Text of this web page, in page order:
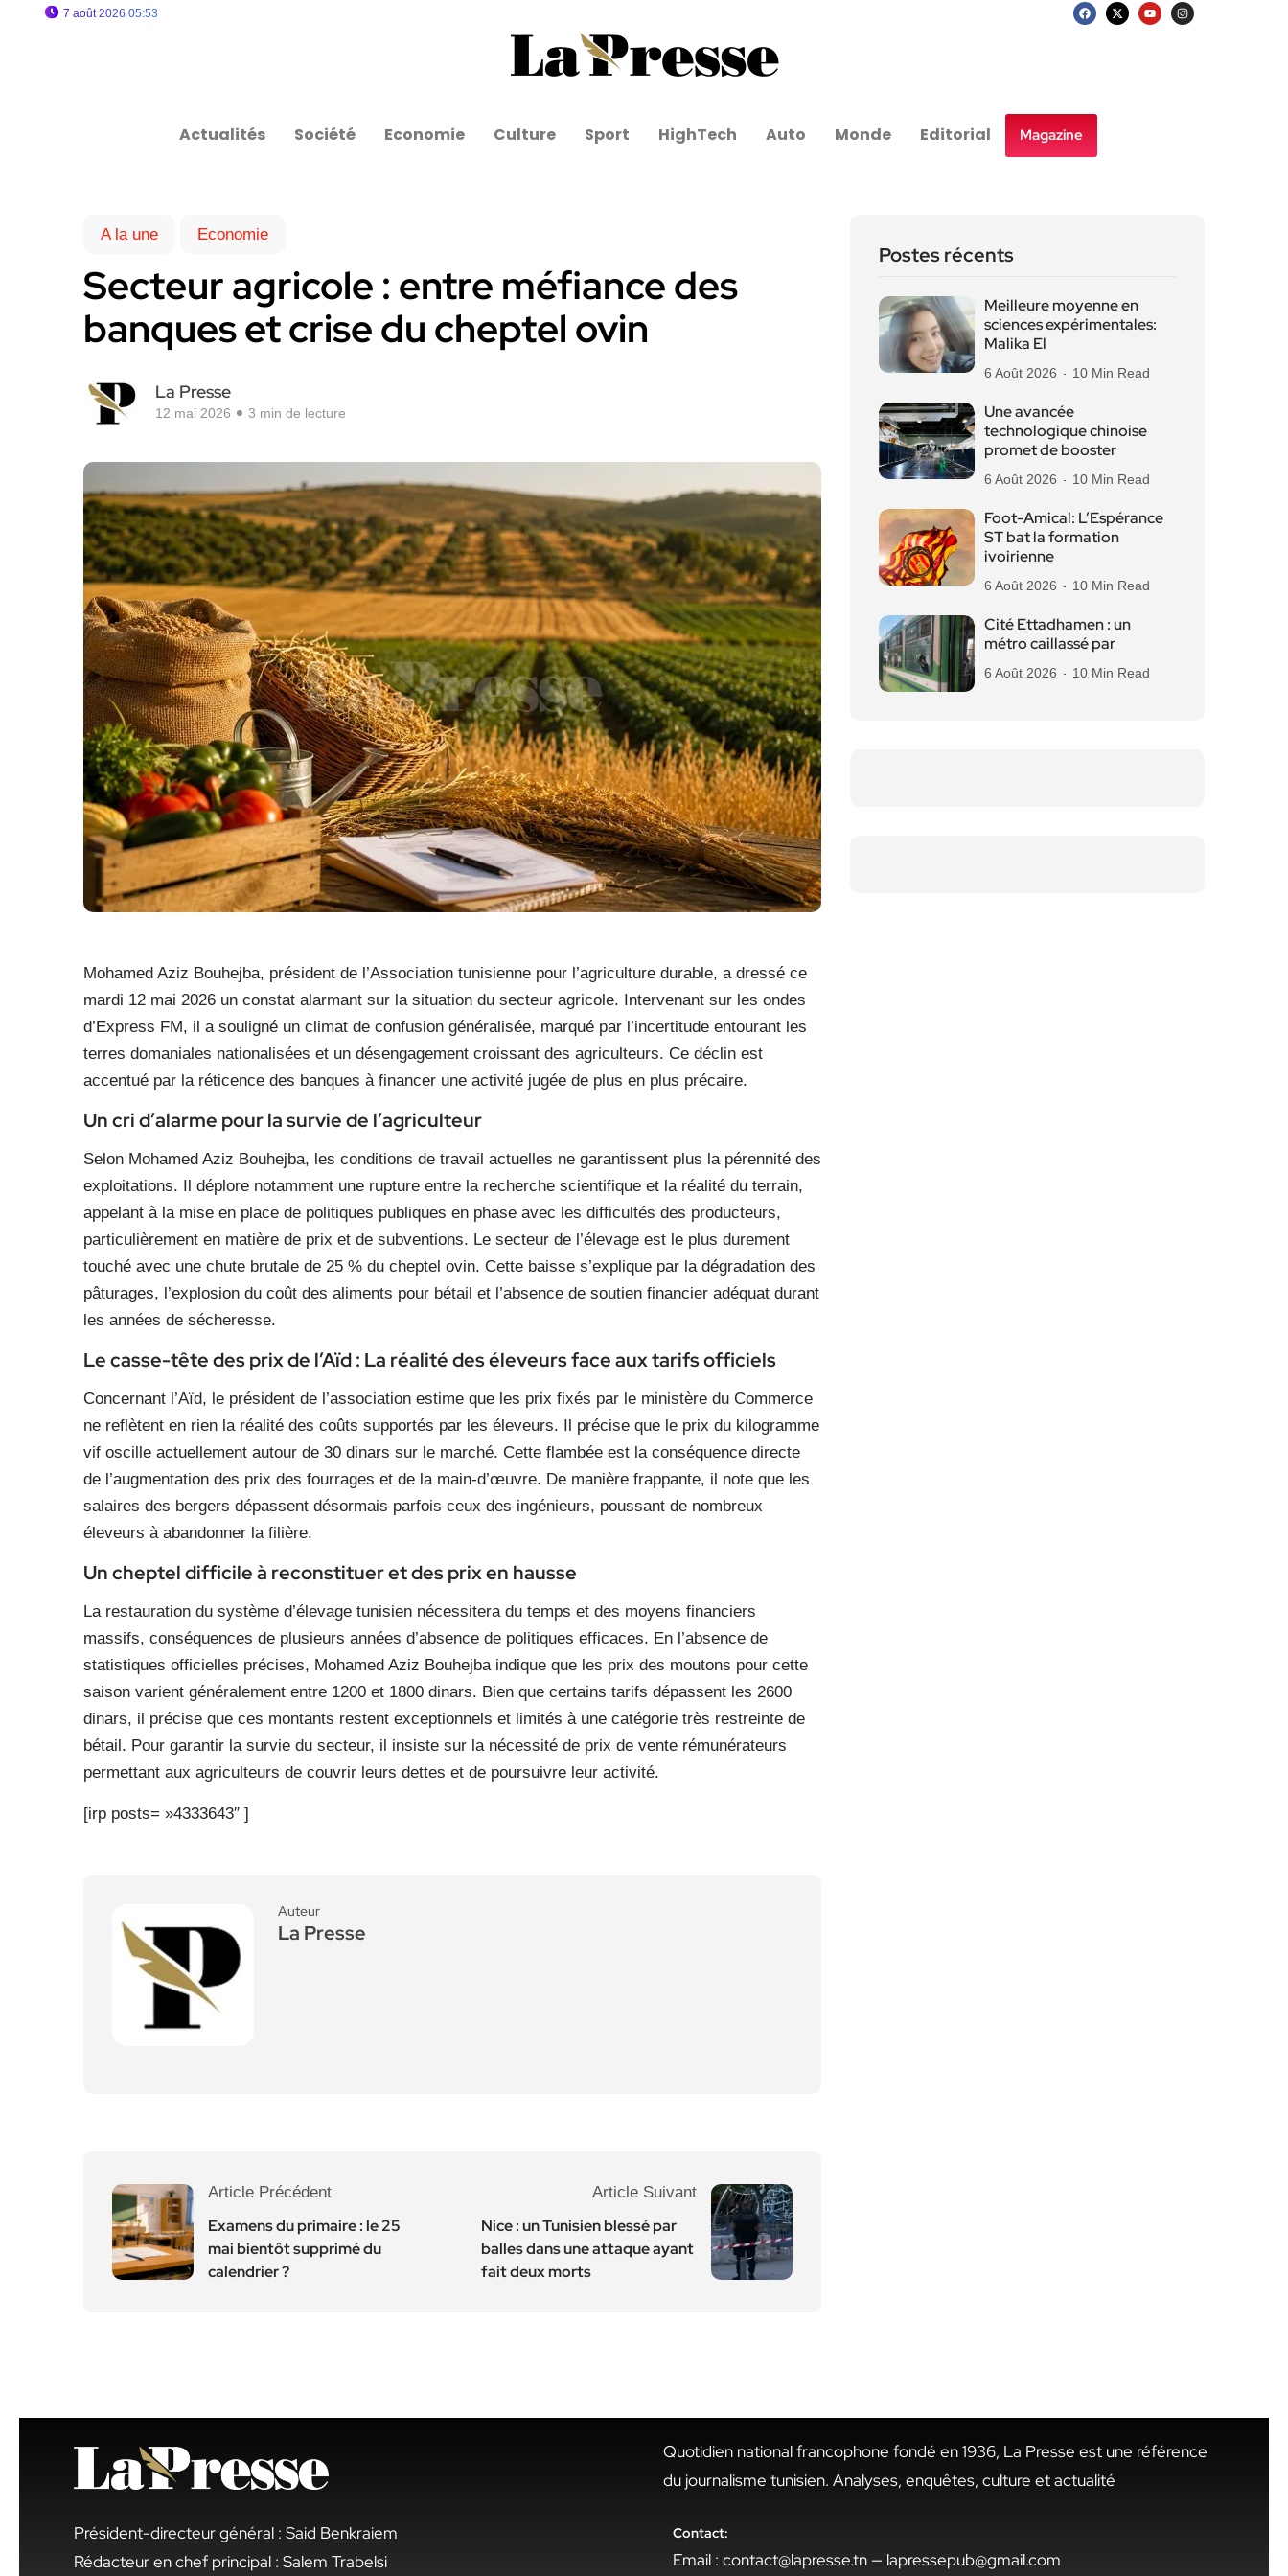
7 août 2026 05:53
Actualités Société Economie Culture Sport HighTech Auto Monde Editorial Magazine
A la une Economie
Secteur agricole : entre méfiance des
banques et crise du cheptel ovin
La Presse
12 mai 2026 3 min de lecture
Mohamed Aziz Bouhejba, président de l’Association tunisienne pour l’agriculture durable, a dressé ce
mardi 12 mai 2026 un constat alarmant sur la situation du secteur agricole. Intervenant sur les ondes
d’Express FM, il a souligné un climat de confusion généralisée, marqué par l’incertitude entourant les
terres domaniales nationalisées et un désengagement croissant des agriculteurs. Ce déclin est
accentué par la réticence des banques à financer une activité jugée de plus en plus précaire.
Un cri d’alarme pour la survie de l’agriculteur
Selon Mohamed Aziz Bouhejba, les conditions de travail actuelles ne garantissent plus la pérennité des
exploitations. Il déplore notamment une rupture entre la recherche scientifique et la réalité du terrain,
appelant à la mise en place de politiques publiques en phase avec les difficultés des producteurs,
particulièrement en matière de prix et de subventions. Le secteur de l’élevage est le plus durement
touché avec une chute brutale de 25 % du cheptel ovin. Cette baisse s’explique par la dégradation des
pâturages, l’explosion du coût des aliments pour bétail et l’absence de soutien financier adéquat durant
les années de sécheresse.
Le casse-tête des prix de l’Aïd : La réalité des éleveurs face aux tarifs officiels
Concernant l’Aïd, le président de l’association estime que les prix fixés par le ministère du Commerce
ne reflètent en rien la réalité des coûts supportés par les éleveurs. Il précise que le prix du kilogramme
vif oscille actuellement autour de 30 dinars sur le marché. Cette flambée est la conséquence directe
de l’augmentation des prix des fourrages et de la main-d’œuvre. De manière frappante, il note que les
salaires des bergers dépassent désormais parfois ceux des ingénieurs, poussant de nombreux
éleveurs à abandonner la filière.
Un cheptel difficile à reconstituer et des prix en hausse
La restauration du système d’élevage tunisien nécessitera du temps et des moyens financiers
massifs, conséquences de plusieurs années d’absence de politiques efficaces. En l’absence de
statistiques officielles précises, Mohamed Aziz Bouhejba indique que les prix des moutons pour cette
saison varient généralement entre 1200 et 1800 dinars. Bien que certains tarifs dépassent les 2600
dinars, il précise que ces montants restent exceptionnels et limités à une catégorie très restreinte de
bétail. Pour garantir la survie du secteur, il insiste sur la nécessité de prix de vente rémunérateurs
permettant aux agriculteurs de couvrir leurs dettes et de poursuivre leur activité.
[irp posts= »4333643″ ]
Auteur
La Presse
Article Précédent
Examens du primaire : le 25
mai bientôt supprimé du
calendrier ?
Article Suivant
Nice : un Tunisien blessé par
balles dans une attaque ayant
fait deux morts
Postes récents
Meilleure moyenne en
sciences expérimentales:
Malika El
6 Août 2026 10 Min Read
Une avancée
technologique chinoise
promet de booster
6 Août 2026 10 Min Read
Foot-Amical: L’Espérance
ST bat la formation
ivoirienne
6 Août 2026 10 Min Read
Cité Ettadhamen : un
métro caillassé par
6 Août 2026 10 Min Read
Président-directeur général : Said Benkraiem
Rédacteur en chef principal : Salem Trabelsi
Quotidien national francophone fondé en 1936, La Presse est une référence
du journalisme tunisien. Analyses, enquêtes, culture et actualité
Contact:
Email : contact@lapresse.tn — lapressepub@gmail.com